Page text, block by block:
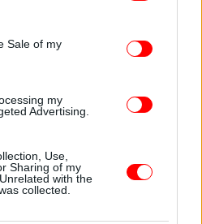
and its third-party tags to
purposes in below Google
Sale of my
my
Advertising.
Use,
Sharing of my
with the
collected.
αξίας 439.000
μυστηριώδη ιπτάμενα
μέτρων που ανακοίνωσε ο
σε συνταξιούχους,
τα μυστηριώδη ιπτάμενα
ξαφνικά παντού